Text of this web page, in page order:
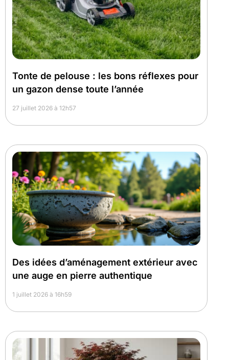
Tonte de pelouse : les bons réflexes pour
un gazon dense toute l’année
27 juillet 2026 à 12h57
Des idées d’aménagement extérieur avec
une auge en pierre authentique
1 juillet 2026 à 16h59